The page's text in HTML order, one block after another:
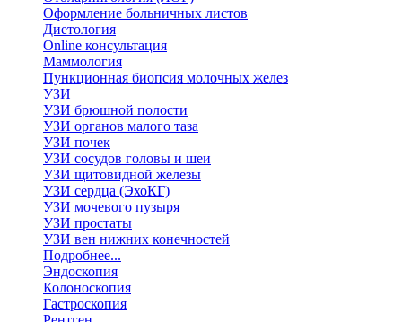
Оформление больничных листов
Диетология
Online консультация
Маммология
Пункционная биопсия молочных желез
УЗИ
УЗИ брюшной полости
УЗИ органов малого таза
УЗИ почек
УЗИ сосудов головы и шеи
УЗИ щитовидной железы
УЗИ сердца (ЭхоКГ)
УЗИ мочевого пузыря
УЗИ простаты
УЗИ вен нижних конечностей
Подробнее...
Эндоскопия
Колоноскопия
Гастроскопия